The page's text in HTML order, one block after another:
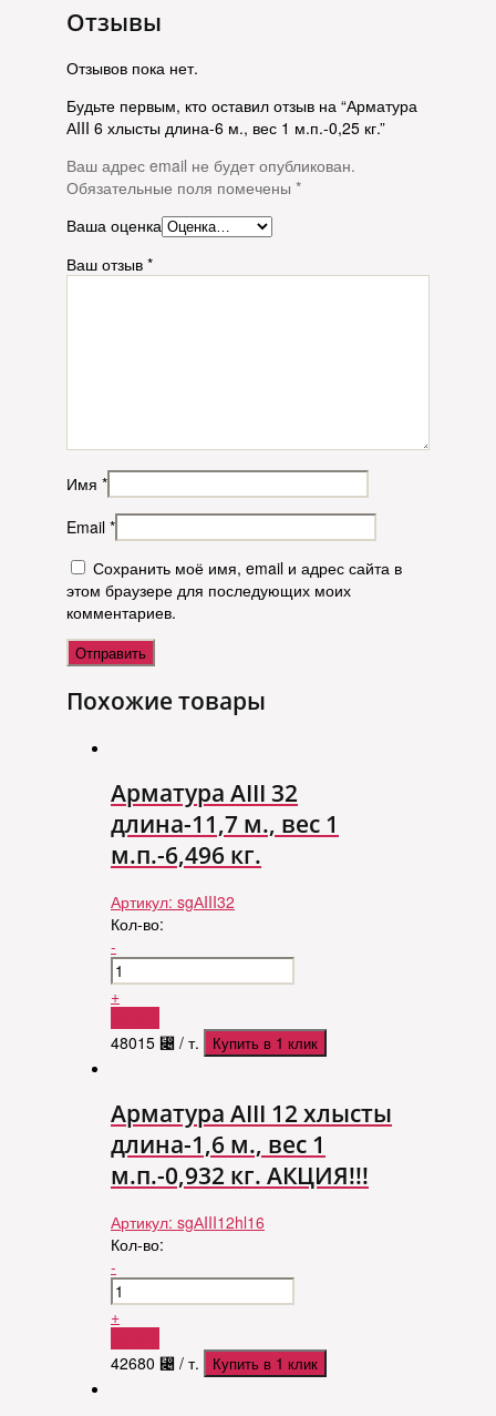
Отзывы
Отзывов пока нет.
Будьте первым, кто оставил отзыв на “Арматура
АIII 6 хлысты длина-6 м., вес 1 м.п.-0,25 кг.”
Ваш адрес email не будет опубликован.
Обязательные поля помечены *
Ваша оценка
Ваш отзыв *
Имя *
Email *
Сохранить моё имя, email и адрес сайта в
этом браузере для последующих моих
комментариев.
Похожие товары
Арматура АIII 32
длина-11,7 м., вес 1
м.п.-6,496 кг.
Артикул: sgАIII32
Кол-во:
-
+
48015 ⃄ / т. Купить в 1 клик
Арматура АIII 12 хлысты
длина-1,6 м., вес 1
м.п.-0,932 кг. АКЦИЯ!!!
Артикул: sgАIII12hl16
Кол-во:
-
+
42680 ⃄ / т. Купить в 1 клик